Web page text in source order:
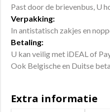
Past door de brievenbus, U
Verpakking:
In antistatisch zakjes en
Betaling:
U kan veilig met iDEAL of
Ook Belgische en Duitse
Extra informatie